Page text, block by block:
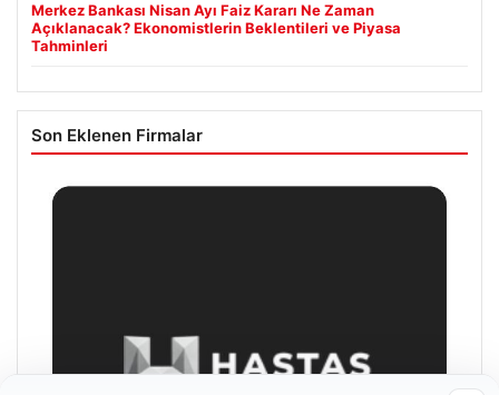
Merkez Bankası Nisan Ayı Faiz Kararı Ne Zaman
Açıklanacak? Ekonomistlerin Beklentileri ve Piyasa
Tahminleri
Son Eklenen Firmalar